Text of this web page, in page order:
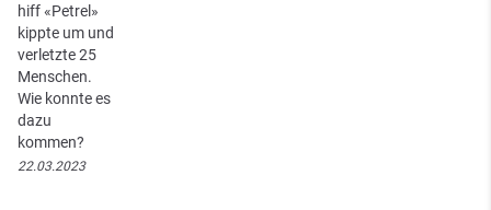
hiff «Petrel»
kippte um und
verletzte 25
Menschen.
Wie konnte es
dazu
kommen?
22.03.2023